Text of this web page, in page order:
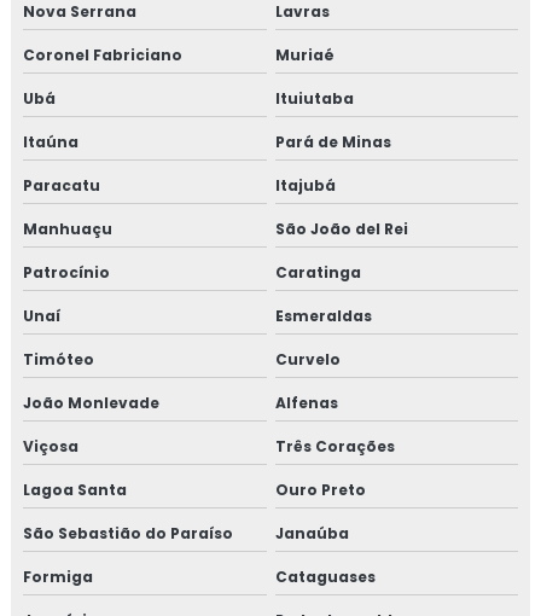
Nova Serrana Lavras
Coronel Fabriciano Muriaé
Ubá Ituiutaba
Itaúna Pará de Minas
Paracatu Itajubá
Manhuaçu São João del Rei
Patrocínio Caratinga
Unaí Esmeraldas
Timóteo Curvelo
João Monlevade Alfenas
Viçosa Três Corações
Lagoa Santa Ouro Preto
São Sebastião do Paraíso Janaúba
Formiga Cataguases